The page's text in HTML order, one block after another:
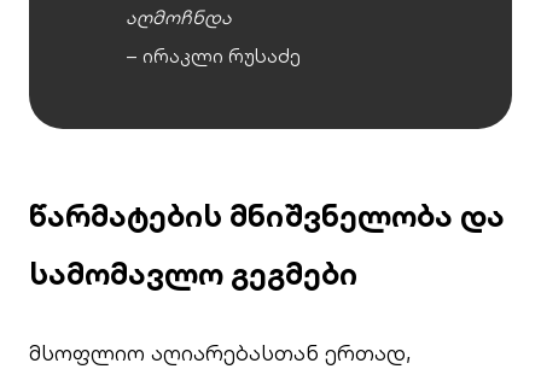
აღმოჩნდა
– ირაკლი რუსაძე
წარმატების მნიშვნელობა და
სამომავლო გეგმები
მსოფლიო აღიარებასთან ერთად,